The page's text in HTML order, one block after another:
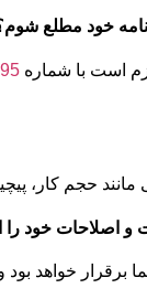
است با شماره
مانند حجم کار،
برقرار خواهد